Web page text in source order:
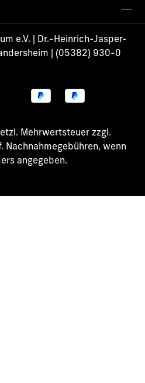
e.V. | Dr.-Heinrich-Jasper-
| (05382) 930-0
Mehrwertsteuer zzgl.
Nachnahmegebühren, wenn
angegeben.